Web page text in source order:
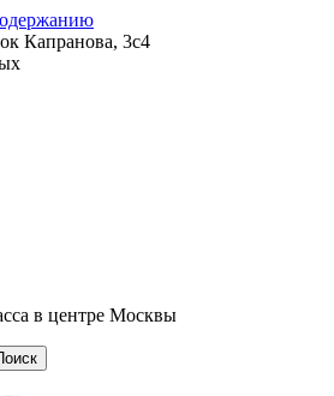
Капранова, 3с4
в центре Москвы